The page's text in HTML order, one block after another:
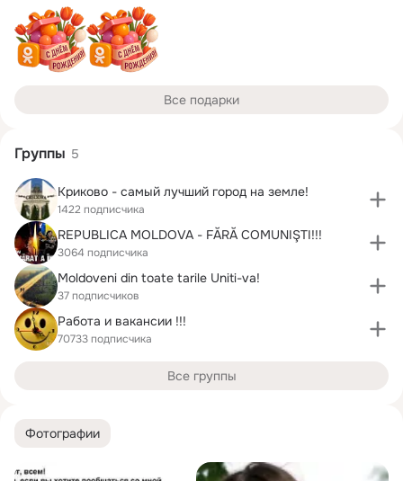
Фотографии
Все подарки
Группы 5
Криково - самый лучший город на земле!
1422 подписчика
REPUBLICA MOLDOVA - FĂRĂ COMUNIŞTI!!!
3064 подписчика
Moldoveni din toate tarile Uniti-va!
37 подписчиков
Работа и вакансии !!!
70733 подписчика
Все группы